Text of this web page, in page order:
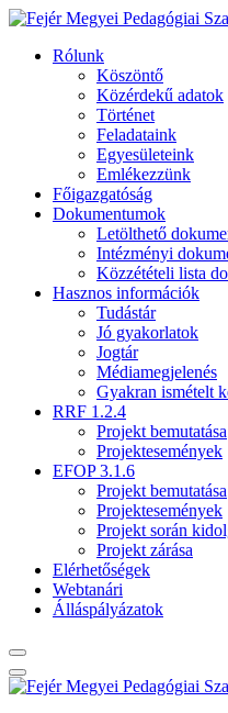
Rólunk
Köszöntő
Közérdekű adatok
Történet
Feladataink
Egyesületeink
Emlékezzünk
Főigazgatóság
Dokumentumok
Letölthető
Intézményi
Közzétételi lista
Hasznos információk
Tudástár
Jó gyakorlatok
Jogtár
Médiamegjelenés
Gyakran ismételt
RRF 1.2.4
Projekt bemutatása
Projektesemények
EFOP 3.1.6
Projekt bemutatása
Projektesemények
Projekt során
Projekt zárása
Elérhetőségek
Webtanári
Álláspályázatok